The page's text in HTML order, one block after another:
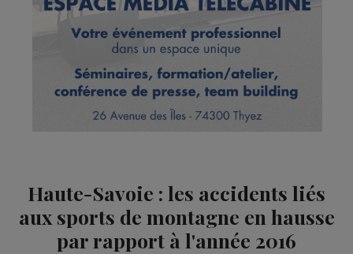
Haute-Savoie : les accidents liés
aux sports de montagne en hausse
par rapport à l'année 2016